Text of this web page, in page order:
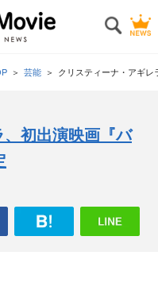
芸能 クリスティーナ・アギ
初出演映画『バ